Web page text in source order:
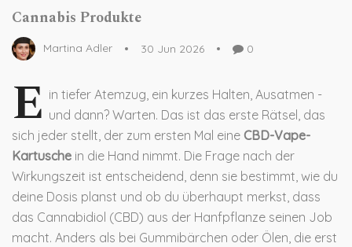
Cannabis Produkte
Martina Adler 30 Jun 2026 0
E in tiefer Atemzug, ein kurzes Halten, Ausatmen -
und dann? Warten. Das ist das erste Rätsel, das
sich jeder stellt, der zum ersten Mal eine CBD-Vape-
Kartusche in die Hand nimmt. Die Frage nach der
Wirkungszeit ist entscheidend, denn sie bestimmt, wie du
deine Dosis planst und ob du überhaupt merkst, dass
das Cannabidiol (CBD) aus der Hanfpflanze seinen Job
macht. Anders als bei Gummibärchen oder Ölen, die erst